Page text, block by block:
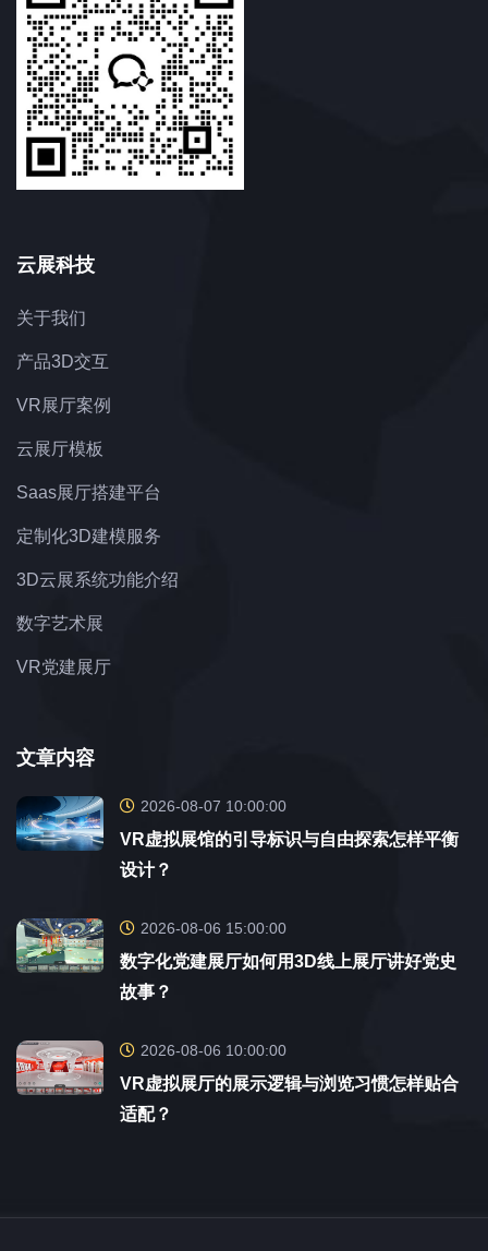
云展科技
关于我们
产品3D交互
VR展厅案例
云展厅模板
Saas展厅搭建平台
定制化3D建模服务
3D云展系统功能介绍
数字艺术展
VR党建展厅
文章内容
2026-08-07 10:00:00
VR虚拟展馆的引导标识与自由探索怎样平衡
设计？
2026-08-06 15:00:00
数字化党建展厅如何用3D线上展厅讲好党史
故事？
2026-08-06 10:00:00
VR虚拟展厅的展示逻辑与浏览习惯怎样贴合
适配？